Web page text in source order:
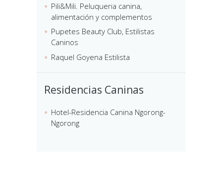
Pili&Mili. Peluqueria canina,
alimentación y complementos
Pupetes Beauty Club, Estilistas
Caninos
Raquel Goyena Estilista
Residencias Caninas
Hotel-Residencia Canina Ngorong-
Ngorong